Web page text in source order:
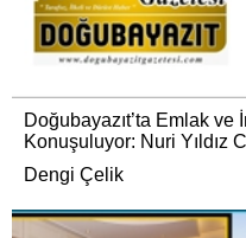
Doğubayazıt’ta Emlak
Konuşuluyor: Nuri Yıldız
Dengi Çelik